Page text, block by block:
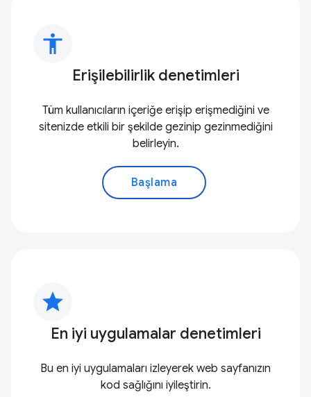
accessibility
Erişilebilirlik denetimleri
Tüm kullanıcıların içeriğe erişip erişmediğini ve
sitenizde etkili bir şekilde gezinip gezinmediğini
belirleyin.
Başlama
star
En iyi uygulamalar denetimleri
Bu en iyi uygulamaları izleyerek web sayfanızın
kod sağlığını iyileştirin.